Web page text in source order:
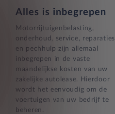
Alles is inbegrepen
Motorrijtuigenbelasting,
onderhoud, service, reparaties
en pechhulp zijn allemaal
inbegrepen in de vaste
maandelijkse kosten van uw
zakelijke autolease. Hierdoor
wordt het eenvoudig om de
voertuigen van uw bedrijf te
beheren.